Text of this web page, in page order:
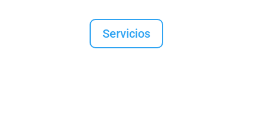
Servicios